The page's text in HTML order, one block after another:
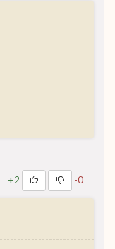
+2 -0